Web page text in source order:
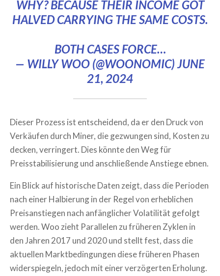
WHY? BECAUSE THEIR INCOME GOT
HALVED CARRYING THE SAME COSTS.
BOTH CASES FORCE…
— WILLY WOO (@WOONOMIC)JUNE
21, 2024
Dieser Prozess ist entscheidend, da er den Druck von
Verkäufen durch Miner, die gezwungen sind, Kosten zu
decken, verringert. Dies könnte den Weg für
Preisstabilisierung und anschließende Anstiege ebnen.
Ein Blick auf historische Daten zeigt, dass die Perioden
nach einer Halbierung in der Regel von erheblichen
Preisanstiegen nach anfänglicher Volatilität gefolgt
werden. Woo zieht Parallelen zu früheren Zyklen in
den Jahren 2017 und 2020 und stellt fest, dass die
aktuellen Marktbedingungen diese früheren Phasen
widerspiegeln, jedoch mit einer verzögerten Erholung.